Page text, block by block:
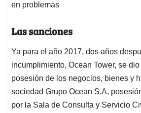
en problemas
Las sanciones
Ya para el año 2017, dos años
incumplimiento, Ocean Tower, se
posesión de los negocios, bienes y
sociedad Grupo Ocean S.A,
por la Sala de Consulta y Servicio